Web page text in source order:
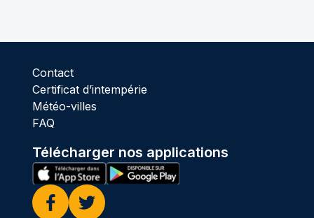
Contact
Certificat d’intempérie
Météo-villes
FAQ
Télécharger nos applications